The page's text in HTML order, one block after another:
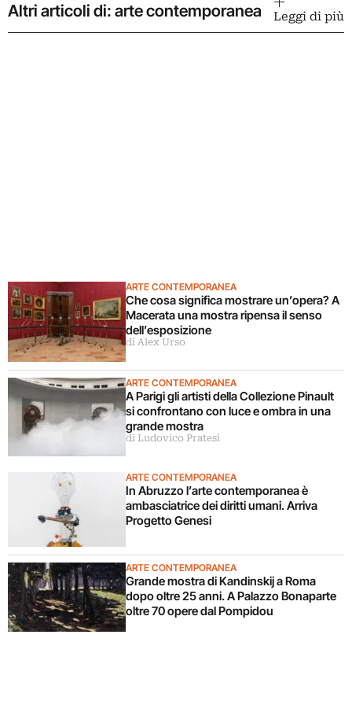
Altri articoli di: arte contemporanea Leggi di più
ARTE CONTEMPORANEA
Che cosa significa mostrare un’opera? A
Macerata una mostra ripensa il senso
dell’esposizione
di Alex Urso
ARTE CONTEMPORANEA
A Parigi gli artisti della Collezione Pinault
si confrontano con luce e ombra in una
grande mostra
di Ludovico Pratesi
ARTE CONTEMPORANEA
In Abruzzo l’arte contemporanea è
ambasciatrice dei diritti umani. Arriva
Progetto Genesi
ARTE CONTEMPORANEA
Grande mostra di Kandinskij a Roma
dopo oltre 25 anni. A Palazzo Bonaparte
oltre 70 opere dal Pompidou